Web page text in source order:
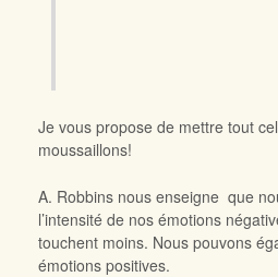
Je vous propose de mettre tout
moussaillons!
A. Robbins nous enseigne que
l’intensité de nos émotions
touchent moins. Nous pouvons
émotions positives.